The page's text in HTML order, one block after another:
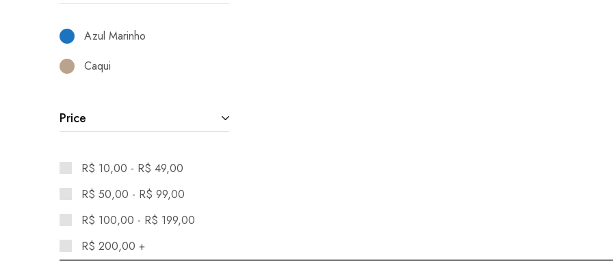
Azul Marinho
Caqui
Price
R$ 10,00 - R$ 49,00
R$ 50,00 - R$ 99,00
R$ 100,00 - R$ 199,00
R$ 200,00 +